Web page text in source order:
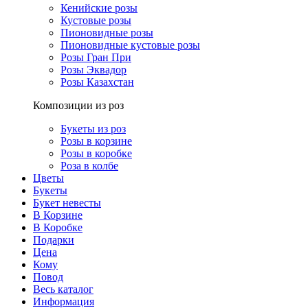
Кенийские розы
Кустовые розы
Пионовидные розы
Пионовидные кустовые розы
Розы Гран При
Розы Эквадор
Розы Казахстан
Композиции из роз
Букеты из роз
Розы в корзине
Розы в коробке
Роза в колбе
Цветы
Букеты
Букет невесты
В Корзине
В Коробке
Подарки
Цена
Кому
Повод
Весь каталог
Информация